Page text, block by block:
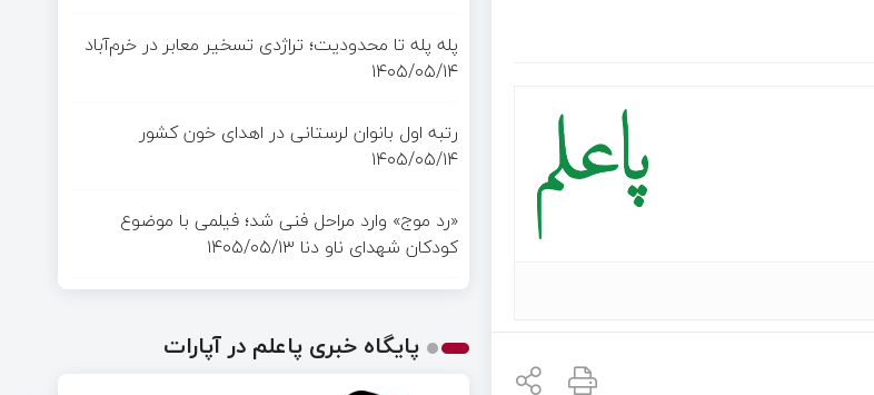
پله پله تا محدودیت؛ تراژدی تسخیر معابر در خرم‌آباد
۱۴۰۵/۰۵/۱۴
رتبه اول بانوان لرستانی در اهدای خون کشور
۱۴۰۵/۰۵/۱۴
«رد موج» وارد مراحل فنی شد؛ فیلمی با موضوع
کودکان شهدای ناو دنا ۱۴۰۵/۰۵/۱۳
پایگاه خبری پاعلم در آپارات